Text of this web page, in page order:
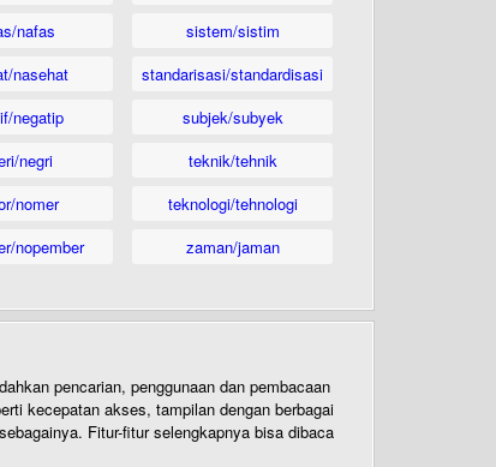
nafas
nasehat
negatip
negri
nomer
nopember
sistem/sistim
standarisasi/standardisasi
subjek/subyek
teknik/tehnik
teknologi/tehnologi
zaman/jaman
pencarian, penggunaan dan pembacaan
kecepatan akses, tampilan dengan berbagai
Fitur-fitur selengkapnya bisa dibaca